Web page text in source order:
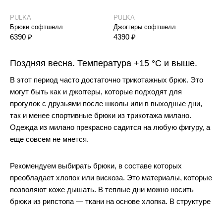
PULKA
Брюки софтшелл
6390 ₽
PULKA
Джоггеры софтшелл
4390 ₽
Поздняя весна. Температура +15 °C и выше.
В этот период часто достаточно трикотажных брюк. Это
могут быть как и джоггеры, которые подходят для
прогулок с друзьями после школы или в выходные дни,
так и менее спортивные брюки из трикотажа милано.
Одежда из милано прекрасно садится на любую фигуру, а
еще совсем не мнется.
Рекомендуем выбирать брюки, в составе которых
преобладает хлопок или вискоза. Это материалы, которые
позволяют коже дышать. В теплые дни можно носить
брюки из рипстопа — ткани на основе хлопка. В структуре